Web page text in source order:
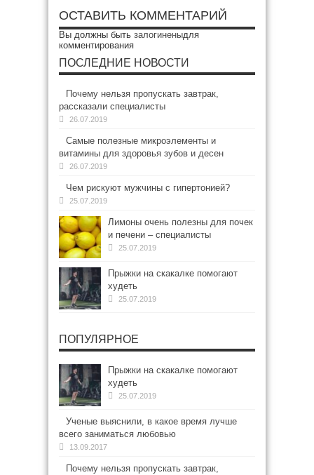
ОСТАВИТЬ КОММЕНТАРИЙ
Вы должны быть залогиненыдля
комментирования
ПОСЛЕДНИЕ НОВОСТИ
Почему нельзя пропускать завтрак,
рассказали специалисты
26.07.2019
Самые полезные микроэлементы и
витамины для здоровья зубов и десен
26.07.2019
Чем рискуют мужчины с гипертонией?
25.07.2019
Лимоны очень полезны для почек
и печени – специалисты
25.07.2019
Прыжки на скакалке помогают
худеть
25.07.2019
ПОПУЛЯРНОЕ
Прыжки на скакалке помогают
худеть
25.07.2019
Ученые выяснили, в какое время лучше
всего заниматься любовью
13.09.2017
Почему нельзя пропускать завтрак,